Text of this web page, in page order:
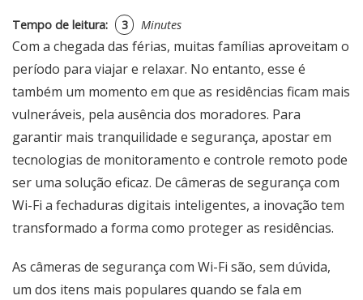
Tempo de leitura: 3 Minutes
Com a chegada das férias, muitas famílias aproveitam o
período para viajar e relaxar. No entanto, esse é
também um momento em que as residências ficam mais
vulneráveis, pela ausência dos moradores. Para
garantir mais tranquilidade e segurança, apostar em
tecnologias de monitoramento e controle remoto pode
ser uma solução eficaz. De câmeras de segurança com
Wi-Fi a fechaduras digitais inteligentes, a inovação tem
transformado a forma como proteger as residências.
As câmeras de segurança com Wi-Fi são, sem dúvida,
um dos itens mais populares quando se fala em